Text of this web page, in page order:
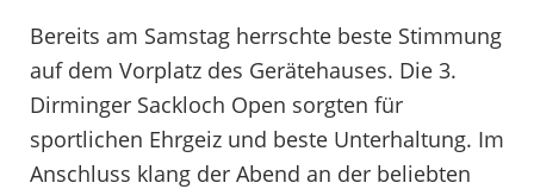
Bereits am Samstag herrschte beste Stimmung
auf dem Vorplatz des Gerätehauses. Die 3.
Dirminger Sackloch Open sorgten für
sportlichen Ehrgeiz und beste Unterhaltung. Im
Anschluss klang der Abend an der beliebten